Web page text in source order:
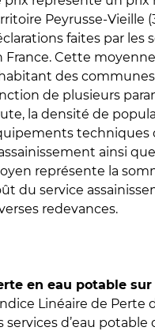
Peyrusse-Vieille
faites par les
France. Cette
des
de plusieurs
la densité de
techniques
ainsi
représente la
du service
redevances.
en eau potable sur
Linéaire de
services d’eau